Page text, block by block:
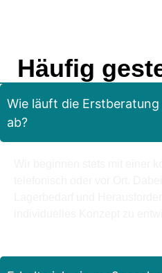
Häufig
Wie läuft die
ab?